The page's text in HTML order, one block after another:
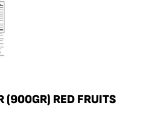
(900GR) RED FRUITS